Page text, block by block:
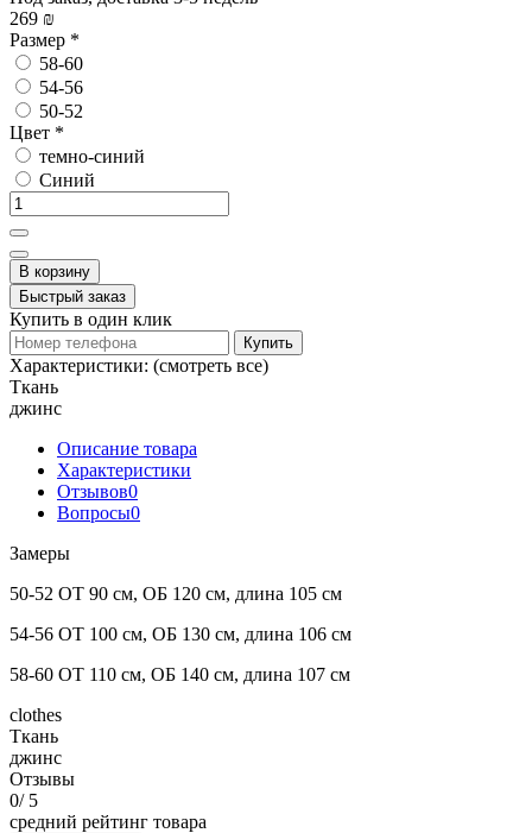
269 ₪
Размер *
58-60
54-56
50-52
Цвет *
темно-синий
Синий
В корзину
Быстрый заказ
Купить в один клик
Купить
Характеристики: (смотреть все)
Ткань
джинс
Описание товара
Характеристики
Отзывов0
Вопросы0
Замеры
50-52 ОТ 90 см, ОБ 120 см, длина 105 см
54-56 ОТ 100 см, ОБ 130 см, длина 106 см
58-60 ОТ 110 см, ОБ 140 см, длина 107 см
clothes
Ткань
джинс
Отзывы
0/ 5
средний рейтинг товара